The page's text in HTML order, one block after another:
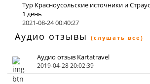
Тур Красноусольские источники и
1 день
2021-08-24 00:40:27
Аудио отзывы (слушать все)
Аудио отзыв Kartatravel
2019-04-28 20:02:39